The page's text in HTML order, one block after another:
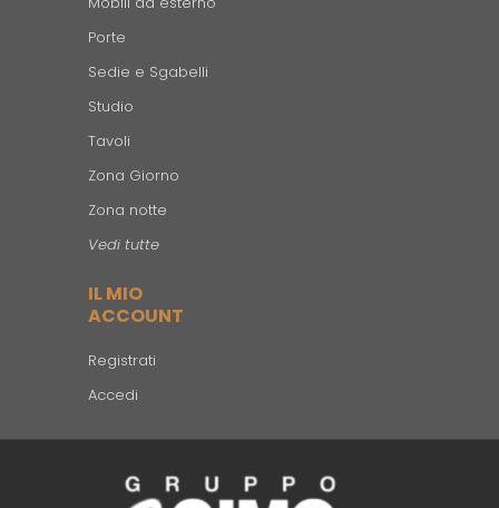
Porte
Sedie e Sgabelli
Studio
Tavoli
Zona Giorno
Zona notte
Vedi tutte
IL MIO
ACCOUNT
Registrati
Accedi